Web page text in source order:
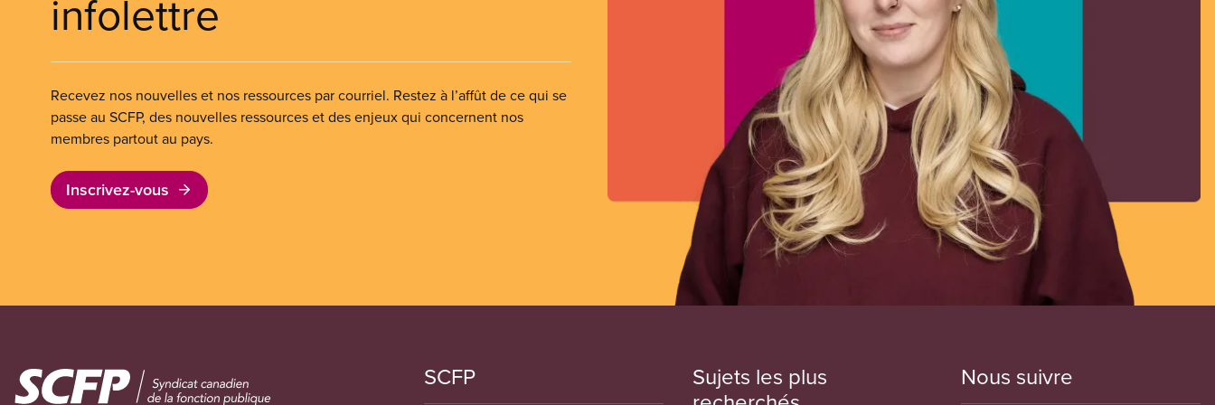
infolettre
Recevez nos nouvelles et nos ressources par courriel. Restez à l’affût de ce qui se
passe au SCFP, des nouvelles ressources et des enjeux qui concernent nos
membres partout au pays.
Inscrivez-vous
Image SCFP
Sujets les plus
Nous suivre